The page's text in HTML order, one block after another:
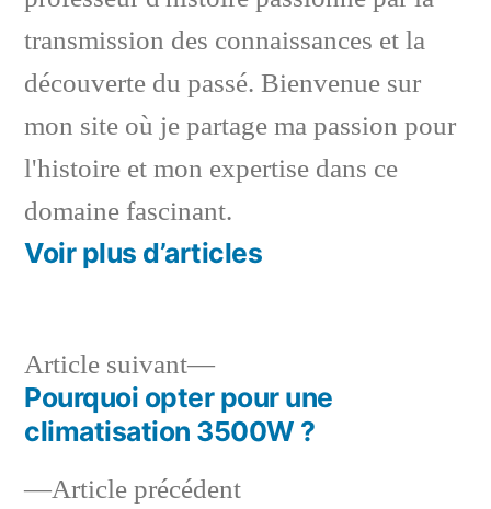
transmission des connaissances et la
découverte du passé. Bienvenue sur
mon site où je partage ma passion pour
l'histoire et mon expertise dans ce
domaine fascinant.
Voir plus d’articles
Navigation
Article précédentArticle
Article suivant
Article
suivant :
Pourquoi opter pour une
climatisation 3500W ?